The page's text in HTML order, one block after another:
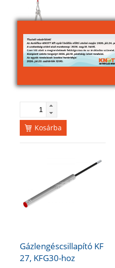
Szakadófékkötél kpl. l
=1200
Kosárba
Gázlengéscsillapító KF
27, KFG30-hoz